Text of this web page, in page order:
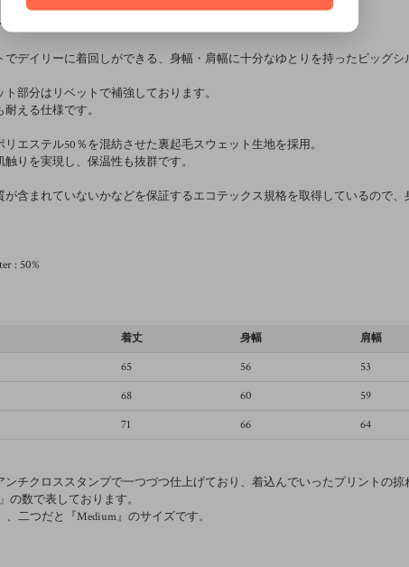
はコットン製でネーム入り。
でデイリーに着回しができる、身幅・肩幅に十分なゆとりを持ったビッグシ
部分はリベットで補強しております。
える仕様です。
リエステル50％を混紡させた裏起毛スウェット生地を採用。
りを実現し、保温性も抜群です。
が含まれていないかなどを保証するエコテックス規格を取得しているので、
: 50%
着丈 身幅 肩幅
65 56 53
68 60 59
71 66 64
ンチクロススタンプで一つづつ仕上げており、着込んでいったプリントの掠
の数で表しております。
、二つだと『Medium』のサイズです。